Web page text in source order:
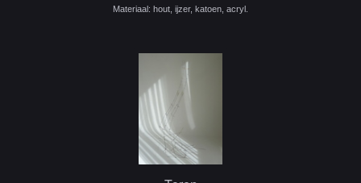
Materiaal: hout, ijzer, katoen, acryl.